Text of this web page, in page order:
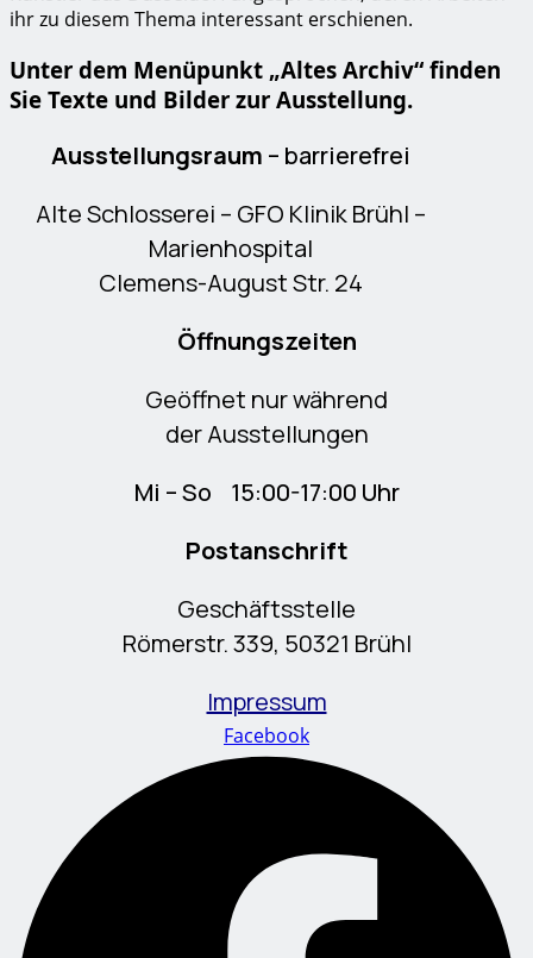
ihr zu diesem Thema interessant erschienen.
Unter dem Menüpunkt „Altes Archiv“ finden
Sie Texte und Bilder zur Ausstellung.
Ausstellungsraum – barrierefrei
Alte Schlosserei – GFO Klinik Brühl –
Marienhospital
Clemens-August Str. 24
Öffnungszeiten
Geöffnet nur während
der Ausstellungen
Mi – So 15:00-17:00 Uhr
Postanschrift
Geschäftsstelle
Römerstr. 339, 50321 Brühl
Impressum
Facebook